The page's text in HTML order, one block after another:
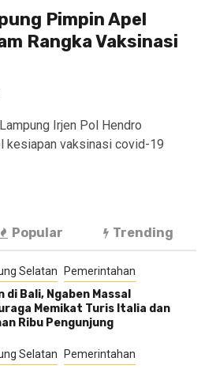
Pimpin Apel
Rangka Vaksinasi
Irjen Pol Hendro
kesiapan vaksinasi covid-19
Popular Trending
Selatan Pemerintahan
di Bali, Ngaben Massal
Memikat Turis Italia dan
Ribu Pengunjung
Selatan Pemerintahan